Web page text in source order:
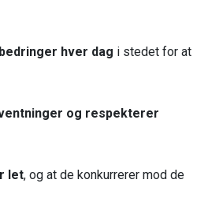
hver dag i stedet for at
og respekterer
let, og at de konkurrerer mod de